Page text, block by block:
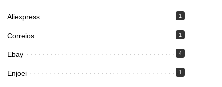
Aliexpress 1
Correios 1
Ebay 4
Enjoei 1